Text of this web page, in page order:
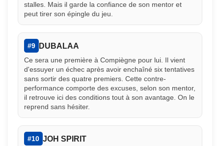
stalles. Mais il garde la confiance de son mentor et
peut tirer son épingle du jeu.
#9 DUBALAA
Ce sera une première à Compiègne pour lui. Il vient
d'essuyer un échec après avoir enchaîné six tentatives
sans sortir des quatre premiers. Cette contre-
performance comporte des excuses, selon son mentor,
il retrouve ici des conditions tout à son avantage. On le
reprend sans hésiter.
#10 JOH SPIRIT